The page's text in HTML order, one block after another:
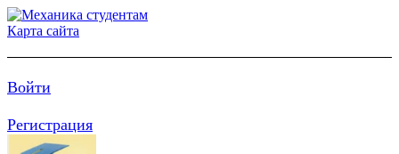
Карта сайта
Войти
Регистрация